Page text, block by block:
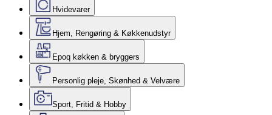
Hvidevarer
Hjem, Rengøring & Køkkenudstyr
Epoq køkken & bryggers
Personlig pleje, Skønhed & Velvære
Sport, Fritid & Hobby